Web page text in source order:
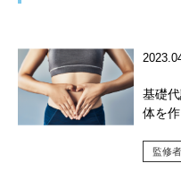
基礎
体を
監修